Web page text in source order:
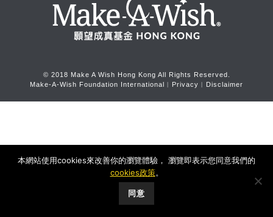
© 2018 Make A Wish Hong Kong All Rights Reserved.
Make-A-Wish Foundation International ︱ Privacy ︱ Disclaimer
本網站使用cookies來改善你的瀏覽體驗， 瀏覽即表示您同意我們的
cookies政策。
同意